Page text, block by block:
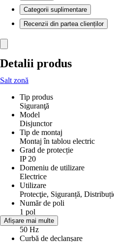
Categorii suplimentare
Recenzii din partea clienților
Detalii produs
Salt zonă
Tip produs
Siguranţă
Model
Disjunctor
Tip de montaj
Montaj în tablou electric
Grad de protecție
IP 20
Domeniu de utilizare
Electrice
Utilizare
Protecţie, Siguranță,
Număr de poli
1 pol
Frecvenţă
50 Hz
Curbă de declanșare
Afișare mai multe